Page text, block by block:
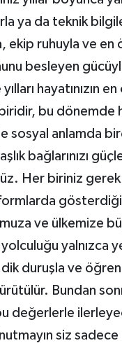
ya da teknik
ekip ruhuyla ve en
besleyen
hayatınızın
bu dönemde
sosyal anlamda
bağlarınızı
Her biriniz
ve ülkemize
yolculuğu yalnızca
dik duruşla ve
Bundan
değerlerle
siz sadece